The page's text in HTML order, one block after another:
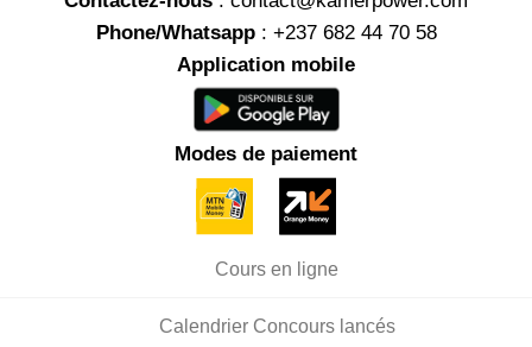
Phone/Whatsapp: +237 682 44 70 58
Application mobile
Modes de paiement
Cours en ligne
Calendrier Concours lancés